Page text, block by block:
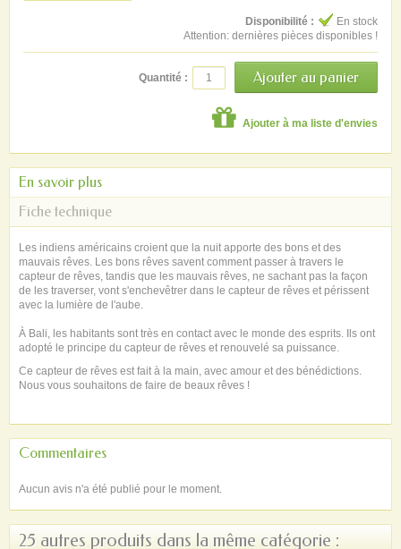
Disponibilité :
En stock
Attention: dernières pièces disponibles !
Quantité :
Ajouter à ma liste d'envies
En savoir plus
Fiche technique
Les indiens américains croient que la nuit apporte des bons et des
mauvais rêves. Les bons rêves savent comment passer à travers le
capteur de rêves, tandis que les mauvais rêves, ne sachant pas la façon
de les traverser, vont s'enchevêtrer dans le capteur de rêves et périssent
avec la lumière de l'aube.
À Bali, les habitants sont très en contact avec le monde des esprits. Ils ont
adopté le principe du capteur de rêves et renouvelé sa puissance.
Ce capteur de rêves est fait à la main, avec amour et des bénédictions.
Nous vous souhaitons de faire de beaux rêves !
Commentaires
Aucun avis n'a été publié pour le moment.
25 autres produits dans la même catégorie :